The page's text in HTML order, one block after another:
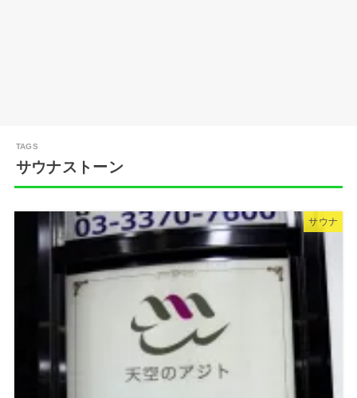
サウナストーン
サウナ